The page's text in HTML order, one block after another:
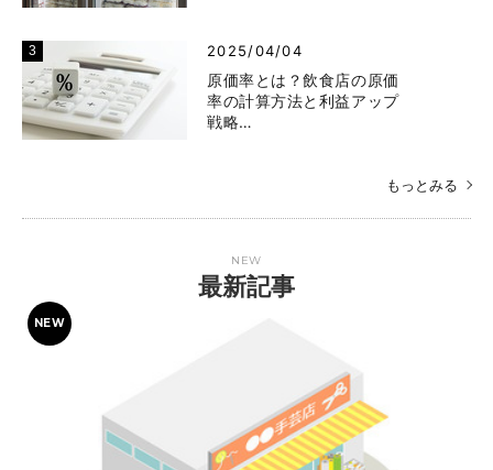
2025/04/04
原価率とは？飲食店の原価
率の計算方法と利益アップ
戦略…
もっとみる
NEW
最新記事